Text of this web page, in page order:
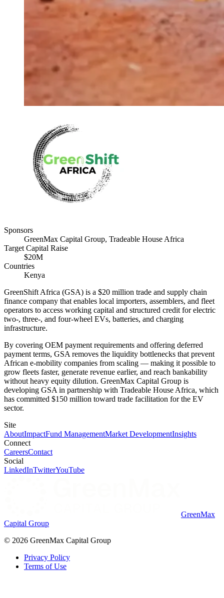
Sponsors
GreenMax Capital Group​​​​‌ ‍ ​‍​‍‌‍ ‌ ​‍‌‍‍‌‌‍‌ ‌‍‍‌‌‍ ‍​‍​‍​ ‍‍​‍​‍‌ ​ ‌‍​‌‌‍ ‍‌‍‍‌‌ ‌​‌ ‍‌​‍ ‍‌‍‍‌‌‍ ​‍​‍​‍ ​​‍​‍‌‍‍​‌ ​‍‌‍‌‌‌‍‌‍​‍​‍​ ‍‍​‍​‍‌‍‍​‌ ‌​‌ ‌​‌ ​​​ ‍‍​‍ ​‍ ‌‍ ​‌‍ ‌‍​ ‌‍​‌‌‍ ​‌‍‍​‌‍ ‌ ​ ‌ ‌​​ ‍‍​ ​ ​ ​ ​ ​ ​ ​ ​‍ ‌‍‍‌‌‍ ‍‌ ‌​‌‍‌‌‌‍ ‍‌ ‌​​‍ ‌‍‌‌‌‍‌​‌‍‍‌‌ ‌​​‍ ‌‍ ‌‌‍ ‌‍‌​‌‍‌‌​ ‌‌ ​​‌ ​‍‌‍‌‌‌ ​ ‌‍‌‌‌‍ ‍‌ ‌​‌‍​‌‌ ‌​‌‍‍‌‌‍ ‌‍ ‍​ ‍ ‌‍‍‌‌‍‌​​ ‌​ ​​​ ​‌​ ​​‌‍‌​‌‍‌‌​ ‍​‌‍‌‍‌‍​‌​‍ ‌​ ​‌‌‍‌‌‌‍​ ​ ‌ ​‍ ‌​ ‌​​ ​​​ ​‌​ ​​​‍ ‌​ ‍​‌‍‌​​ ​ ​ ‌​​‍ ‌​ ​‌‌‍‌‌‌‍‌‍‌‍‌​​ ‍​​ ​‍​ ‌​​ ​‌​ ​ ​ ​‌‌‍​ ​ ​‍​ ‍ ‌ ‌​‌ ‍‌‌ ​​‌‍‌‌​ ‌‌ ​​‌‍​‌‌ ​‍‌ ‌​‌‍ ‍‌‍‌‌‌ ​‍​ ‍ ‌ ​​‌‍​‌‌ ‌​‌‍‍​​ ‌‌ ‌​‌‍‍‌‌ ‌​‌‍ ​‌‍‌‌​ ‌‍​‍‌‍​‌‌ ​ ‌‍‌‌‌‌‌‌‌ ​‍‌‍ ​​ ‌‌‍‍​‌ ‌​‌ ‌​‌ ​​​‍‌‌​ ​ ‌​​‌​‍‌‌​ ​‍‌​‌‍​‍‌‌​ ​‍‌​‌‍‌‍ ​‌‍ ‌‍​ ‌‍​‌‌‍ ​‌‍‍​‌‍ ‌ ​ ‌ ‌​​‍‌‌​ ​ ‌​​‌​ ​ ​ ​ ​ ​ ​ ​ ​‍‌‍‌‍‍‌‌‍‌​​ ‌​ ​​​ ​‌​ ​​‌‍‌​‌‍‌‌​ ‍​‌‍‌‍‌‍​‌​‍ ‌​ ​‌‌‍‌‌‌‍​ ​ ‌ ​‍ ‌​ ‌​​ ​​​ ​‌​ ​​​‍ ‌​ ‍​‌‍‌​​ ​ ​ ‌​​‍ ‌​ ​‌‌‍‌‌‌‍‌‍‌‍‌​​ ‍​​ ​‍​ ‌​​ ​‌​ ​ ​ ​‌‌‍​ ​ ​‍​‍‌‍‌ ‌​‌ ‍‌‌ ​​‌‍‌‌​ ‌‌ ​​‌‍​‌‌ ​‍‌ ‌​‌‍ ‍‌‍‌‌‌ ​‍​‍‌‍‌ ​​‌‍​‌‌ ‌​‌‍‍​​ ‌‌ ‌​‌‍‍‌‌ ‌​‌‍ ​‌‍‌‌​‍‌‍‌ ​​‌‍‌‌‌ ​‍‌ ​ ‌ ​​‌‍‌‌‌‍​ ‌ ‌​‌‍‍‌‌ ‌‍‌‍‌‌​ ‌‌ ​​‌ ‌‌‌‍​‍‌‍ ​‌‍‍‌‌ ​ ‌‍‍​‌‍‌‌‌‍‌​​‍​‍‌ ‌, Tradeable House Africa​​​​‌ ‍ ​‍​‍‌‍ ‌ ​‍‌‍‍‌‌‍‌ ‌‍‍‌‌‍ ‍​‍​‍​ ‍‍​‍​‍‌ ​ ‌‍​‌‌‍ ‍‌‍‍‌‌ ‌​‌ ‍‌​‍ ‍‌‍‍‌‌‍ ​‍​‍​‍ ​​‍​‍‌‍‍​‌ ​‍‌‍‌‌‌‍‌‍​‍​‍​ ‍‍​‍​‍‌‍‍​‌ ‌​‌ ‌​‌ ​​​ ‍‍​‍ ​‍ ‌‍ ​‌‍ ‌‍​ ‌‍​‌‌‍ ​‌‍‍​‌‍ ‌ ​ ‌ ‌​​ ‍‍​ ​ ​ ​ ​ ​ ​ ​ ​‍ ‌‍‍‌‌‍ ‍‌ ‌​‌‍‌‌‌‍ ‍‌ ‌​​‍ ‌‍‌‌‌‍‌​‌‍‍‌‌ ‌​​‍ ‌‍ ‌‌‍ ‌‍‌​‌‍‌‌​ ‌‌ ​​‌ ​‍‌‍‌‌‌ ​ ‌‍‌‌‌‍ ‍‌ ‌​‌‍​‌‌ ‌​‌‍‍‌‌‍ ‌‍ ‍​ ‍ ‌‍‍‌‌‍‌​​ ‌​ ‌‌​ ‌‌​ ‌​​ ‌‌‌‍​‌‌‍‌‌​ ‌ ​ ​‌​‍ ‌‌‍‌‌​ ‌​‌‍‌‌‌‍‌‍​‍ ‌​ ‌​​ ‌‍‌‍​‍‌‍‌​​‍ ‌‌‍​‍‌‍​ ​ ​‌​ ‍‌​‍ ‌​ ​ ​ ‍‌‌‍​‍​ ‌‍​ ​‌​ ‌​​ ​‍‌‍‌‍‌‍​‌​ ​​‌‍‌‍​ ​​​ ‍ ‌ ‌​‌ ‍‌‌ ​​‌‍‌‌​ ‌‌ ​​‌‍​‌‌ ​‍‌ ‌​‌‍ ‍‌‍‌‌‌ ​‍​ ‍ ‌ ​​‌‍​‌‌ ‌​‌‍‍​​ ‌‌ ‌​‌‍‍‌‌ ‌​‌‍ ​‌‍‌‌​ ‌‍​‍‌‍​‌‌ ​ ‌‍‌‌‌‌‌‌‌ ​‍‌‍ ​​ ‌‌‍‍​‌ ‌​‌ ‌​‌ ​​​‍‌‌​ ​ ‌​​‌​‍‌‌​ ​‍‌​‌‍​‍‌‌​ ​‍‌​‌‍‌‍ ​‌‍ ‌‍​ ‌‍​‌‌‍ ​‌‍‍​‌‍ ‌ ​ ‌ ‌​​‍‌‌​ ​ ‌​​‌​ ​ ​ ​ ​ ​ ​ ​ ​‍‌‍‌‍‍‌‌‍‌​​ ‌​ ‌‌​ ‌‌​ ‌​​ ‌‌‌‍​‌‌‍‌‌​ ‌ ​ ​‌​‍ ‌‌‍‌‌​ ‌​‌‍‌‌‌‍‌‍​‍ ‌​ ‌​​ ‌‍‌‍​‍‌‍‌​​‍ ‌‌‍​‍‌‍​ ​ ​‌​ ‍‌​‍ ‌​ ​ ​ ‍‌‌‍​‍​ ‌‍​ ​‌​ ‌​​ ​‍‌‍‌‍‌‍​‌​ ​​‌‍‌‍​ ​​​‍‌‍‌ ‌​‌ ‍‌‌ ​​‌‍‌‌​ ‌‌ ​​‌‍​‌‌ ​‍‌ ‌​‌‍ ‍‌‍‌‌‌ ​‍​‍‌‍‌ ​​‌‍​‌‌ ‌​‌‍‍​​ ‌‌ ‌​‌‍‍‌‌ ‌​‌‍ ​‌‍‌‌​‍‌‍‌ ​​‌‍‌‌‌ ​‍‌ ​ ‌ ​​‌‍‌‌‌‍​ ‌ ‌​‌‍‍‌‌ ‌‍‌‍‌‌​ ‌‌ ​​‌ ‌‌‌‍​‍‌‍ ​‌‍‍‌‌ ​ ‌‍‍​‌‍‌‌‌‍‌​​‍​‍‌ ‌
Target Capital Raise
$20M​​​​‌ ‍ ​‍​‍‌‍ ‌ ​‍‌‍‍‌‌‍‌ ‌‍‍‌‌‍ ‍​‍​‍​ ‍‍​‍​‍‌ ​ ‌‍​‌‌‍ ‍‌‍‍‌‌ ‌​‌ ‍‌​‍ ‍‌‍‍‌‌‍ ​‍​‍​‍ ​​‍​‍‌‍‍​‌ ​‍‌‍‌‌‌‍‌‍​‍​‍​ ‍‍​‍​‍‌‍‍​‌ ‌​‌ ‌​‌ ​​​ ‍‍​‍ ​‍ ‌‍ ​‌‍ ‌‍​ ‌‍​‌‌‍ ​‌‍‍​‌‍ ‌ ​ ‌ ‌​​ ‍‍​ ​ ​ ​ ​ ​ ​ ​ ​‍ ‌‍‍‌‌‍ ‍‌ ‌​‌‍‌‌‌‍ ‍‌ ‌​​‍ ‌‍‌‌‌‍‌​‌‍‍‌‌ ‌​​‍ ‌‍ ‌‌‍ ‌‍‌​‌‍‌‌​ ‌‌ ​​‌ ​‍‌‍‌‌‌ ​ ‌‍‌‌‌‍ ‍‌ ‌​‌‍​‌‌ ‌​‌‍‍‌‌‍ ‌‍ ‍​ ‍ ‌‍‍‌‌‍‌​​ ‌‌‍​‍​ ‌​​ ‌ ​ ‌‍​ ​‍​ ‌‌​ ‌‍​ ​ ​‍ ‌​ ‌​​ ‌‍​ ‌​​ ‌ ​‍ ‌​ ‌​​ ‍‌​ ‍‌​ ​‍​‍ ‌‌‍​‌​ ‍‌​ ​‌​ ‌‌​‍ ‌‌‍​‌​ ‌ ‌‍​‌‌‍‌​​ ‌ ​ ‌ ​ ‍​​ ‌‍​ ‌ ​ ​‍‌‍‌​​ ‌‌​ ‍ ‌ ‌​‌ ‍‌‌ ​​‌‍‌‌​ ‌‌ ​​‌‍ ​‌‍​‌‌ ‌​‌‍‌‍‌‍ ‌ ​‍‌‍ ‌​ ‍ ‌ ​​‌‍​‌‌ ‌​‌‍‍​​ ‌‌ ‌​‌‍​‌‌ ​‍‌‍‌ ‌‍‌‌‌ ‌​‌​​ ‌‍​‌‌ ​​‌‍‍‌‌ ‌​‌‍​‌‌‍ ​‌‍‍‌‌ ‍‍‌‍​‌‌ ‌​‌‍‍‌‌‍ ‌‍ ‍​ ‌‍​‍‌‍​‌‌ ​ ‌‍‌‌‌‌‌‌‌ ​‍‌‍ ​​ ‌‌‍‍​‌ ‌​‌ ‌​‌ ​​​‍‌‌​ ​ ‌​​‌​‍‌‌​ ​‍‌​‌‍​‍‌‌​ ​‍‌​‌‍‌‍ ​‌‍ ‌‍​ ‌‍​‌‌‍ ​‌‍‍​‌‍ ‌ ​ ‌ ‌​​‍‌‌​ ​ ‌​​‌​ ​ ​ ​ ​ ​ ​ ​ ​‍‌‍‌‍‍‌‌‍‌​​ ‌‌‍​‍​ ‌​​ ‌ ​ ‌‍​ ​‍​ ‌‌​ ‌‍​ ​ ​‍ ‌​ ‌​​ ‌‍​ ‌​​ ‌ ​‍ ‌​ ‌​​ ‍‌​ ‍‌​ ​‍​‍ ‌‌‍​‌​ ‍‌​ ​‌​ ‌‌​‍ ‌‌‍​‌​ ‌ ‌‍​‌‌‍‌​​ ‌ ​ ‌ ​ ‍​​ ‌‍​ ‌ ​ ​‍‌‍‌​​ ‌‌​‍‌‍‌ ‌​‌ ‍‌‌ ​​‌‍‌‌​ ‌‌ ​​‌‍ ​‌‍​‌‌ ‌​‌‍‌‍‌‍ ‌ ​‍‌‍ ‌​‍‌‍‌ ​​‌‍​‌‌ ‌​‌‍‍​​ ‌‌ ‌​‌‍​‌‌ ​‍‌‍‌ ‌‍‌‌‌ ‌​‌​​ ‌‍​‌‌ ​​‌‍‍‌‌ ‌​‌‍​‌‌‍ ​‌‍‍‌‌ ‍‍‌‍​‌‌ ‌​‌‍‍‌‌‍ ‌‍ ‍​‍‌‍‌ ​​‌‍‌‌‌ ​‍‌ ​ ‌ ​​‌‍‌‌‌‍​ ‌ ‌​‌‍‍‌‌ ‌‍‌‍‌‌​ ‌‌ ​​‌ ‌‌‌‍​‍‌‍ ​‌‍‍‌‌ ​ ‌‍‍​‌‍‌‌‌‍‌​​‍​‍‌ ‌
Countries
Kenya​​​​‌ ‍ ​‍​‍‌‍ ‌ ​‍‌‍‍‌‌‍‌ ‌‍‍‌‌‍ ‍​‍​‍​ ‍‍​‍​‍‌ ​ ‌‍​‌‌‍ ‍‌‍‍‌‌ ‌​‌ ‍‌​‍ ‍‌‍‍‌‌‍ ​‍​‍​‍ ​​‍​‍‌‍‍​‌ ​‍‌‍‌‌‌‍‌‍​‍​‍​ ‍‍​‍​‍‌‍‍​‌ ‌​‌ ‌​‌ ​​​ ‍‍​‍ ​‍ ‌‍ ​‌‍ ‌‍​ ‌‍​‌‌‍ ​‌‍‍​‌‍ ‌ ​ ‌ ‌​​ ‍‍​ ​ ​ ​ ​ ​ ​ ​ ​‍ ‌‍‍‌‌‍ ‍‌ ‌​‌‍‌‌‌‍ ‍‌ ‌​​‍ ‌‍‌‌‌‍‌​‌‍‍‌‌ ‌​​‍ ‌‍ ‌‌‍ ‌‍‌​‌‍‌‌​ ‌‌ ​​‌ ​‍‌‍‌‌‌ ​ ‌‍‌‌‌‍ ‍‌ ‌​‌‍​‌‌ ‌​‌‍‍‌‌‍ ‌‍ ‍​ ‍ ‌‍‍‌‌‍‌​​ ‌‌‍​ ‌‍ ‌ ‌‌‌‍ ‍‌ ‌​‌ ​‍‌ ‍‌​‍ ‌‌​‍ ‌​‌‌​ ‍ ‌ ‌​‌ ‍‌‌ ​​‌‍‌‌​ ‌‌‍​ ‌‍ ‌ ‌‌‌‍ ‍‌ ‌​‌ ​‍‌ ‍‌​ ‍ ‌ ​​‌‍​‌‌ ‌​‌‍‍​​ ‌‌ ‌​‌‍‍‌‌ ‌​‌‍ ​‌‍‌‌​ ‌‍​‍‌‍​‌‌ ​ ‌‍‌‌‌‌‌‌‌ ​‍‌‍ ​​ ‌‌‍‍​‌ ‌​‌ ‌​‌ ​​​‍‌‌​ ​ ‌​​‌​‍‌‌​ ​‍‌​‌‍​‍‌‌​ ​‍‌​‌‍‌‍ ​‌‍ ‌‍​ ‌‍​‌‌‍ ​‌‍‍​‌‍ ‌ ​ ‌ ‌​​‍‌‌​ ​ ‌​​‌​ ​ ​ ​ ​ ​ ​ ​ ​‍‌‍‌‍‍‌‌‍‌​​ ‌‌‍​ ‌‍ ‌ ‌‌‌‍ ‍‌ ‌​‌ ​‍‌ ‍‌​‍ ‌‌​‍ ‌​‌‌​‍‌‍‌ ‌​‌ ‍‌‌ ​​‌‍‌‌​ ‌‌‍​ ‌‍ ‌ ‌‌‌‍ ‍‌ ‌​‌ ​‍‌ ‍‌​‍‌‍‌ ​​‌‍​‌‌ ‌​‌‍‍​​ ‌‌ ‌​‌‍‍‌‌ ‌​‌‍ ​‌‍‌‌​‍‌‍‌ ​​‌‍‌‌‌ ​‍‌ ​ ‌ ​​‌‍‌‌‌‍​ ‌ ‌​‌‍‍‌‌ ‌‍‌‍‌‌​ ‌‌ ​​‌ ‌‌‌‍​‍‌‍ ​‌‍‍‌‌ ​ ‌‍‍​‌‍‌‌‌‍‌​​‍​‍‌ ‌
GreenShift Africa (GSA) is a $20 million trade and supply chain
finance company that enables local importers, assemblers, and fleet
operators to access working capital and structured credit for electric
two-, three-, and four-wheel EVs, batteries, and charging
infrastructure.​​​​‌ ‍ ​‍​‍‌‍ ‌ ​‍‌‍‍‌‌‍‌ ‌‍‍‌‌‍ ‍​‍​‍​ ‍‍​‍​‍‌ ​ ‌‍​‌‌‍ ‍‌‍‍‌‌ ‌​‌ ‍‌​‍ ‍‌‍‍‌‌‍ ​‍​‍​‍ ​​‍​‍‌‍‍​‌ ​‍‌‍‌‌‌‍‌‍​‍​‍​ ‍‍​‍​‍‌‍‍​‌ ‌​‌ ‌​‌ ​​​ ‍‍​‍ ​‍ ‌‍ ​‌‍ ‌‍​ ‌‍​‌‌‍ ​‌‍‍​‌‍ ‌ ​ ‌ ‌​​ ‍‍​ ​ ​ ​ ​ ​ ​ ​ ​‍ ‌‍‍‌‌‍ ‍‌ ‌​‌‍‌‌‌‍ ‍‌ ‌​​‍ ‌‍‌‌‌‍‌​‌‍‍‌‌ ‌​​‍ ‌‍ ‌‌‍ ‌‍‌​‌‍‌‌​ ‌‌ ​​‌ ​‍‌‍‌‌‌ ​ ‌‍‌‌‌‍ ‍‌ ‌​‌‍​‌‌ ‌​‌‍‍‌‌‍ ‌‍ ‍​ ‍ ‌‍‍‌‌‍‌​​ ‌‌‍​‍​ ‌​​ ‌ ​ ‌‍​ ​‍​ ‌‌​ ‌‍​ ​ ​‍ ‌​ ‌​​ ‌‍​ ‌​​ ‌ ​‍ ‌​ ‌​​ ‍‌​ ‍‌​ ​‍​‍ ‌‌‍​‌​ ‍‌​ ​‌​ ‌‌​‍ ‌‌‍​‌​ ‌ ‌‍​‌‌‍‌​​ ‌ ​ ‌ ​ ‍​​ ‌‍​ ‌ ​ ​‍‌‍‌​​ ‌‌​ ‍ ‌ ‌​‌ ‍‌‌ ​​‌‍‌‌​ ‌‌ ​​‌‍ ​‌‍​‌‌ ‌​‌‍‌‍‌‍ ‌ ​‍‌‍ ‌​ ‍ ‌ ​​‌‍​‌‌ ‌​‌‍‍​​ ‌‌‍ ​‌‍‌‌‌‍‌​‌‍‌‌​‍‌‌​ ‌‌‌​​‍‌‌ ‌‍‍ ‌‍‌‌‌ ‍‌​‍‌‌​ ​ ‌​‌​​‍‌‌​ ​ ‌​‌​​‍‌‌​ ​‍​ ​‍​ ​ ‌‍‌​​ ​ ​ ‍​​ ​ ‌‍‌‍​ ​ ​ ​ ‌‍​‍‌‍‌‍​ ‌‌​ ​ ​‍‌‌​ ​‍​ ​‍​‍‌‌​ ‌‌‌​‌​​‍ ‍‌‍​ ‌‍‍​‌‍‍‌‌‍ ​‌‍‌​‌ ​‍‌‍‌‌‌‍ ‍​‍‌‌​ ‌‌‌​​‍‌‌ ‌‍‍ ‌‍‌‌‌ ‍‌​‍‌‌​ ​ ‌​‌​​‍‌‌​ ​ ‌​‌​​‍‌‌​ ​‍​ ​‍​ ‌ ​ ‌‌‌‍‌‍‌‍​ ​ ‌‌​ ‍‌‌‍‌‌​ ‍​‌‍‌‌‌‍‌‍​ ​ ​ ​​​‍‌‌​ ​‍​ ​‍​‍‌‌​ ‌‌‌​‌​​‍ ‍‌ ‌​‌‍‌‌‌ ‍​‌ ‌​​ ‌‍​‍‌‍​‌‌ ​ ‌‍‌‌‌‌‌‌‌ ​‍‌‍ ​​ ‌‌‍‍​‌ ‌​‌ ‌​‌ ​​​‍‌‌​ ​ ‌​​‌​‍‌‌​ ​‍‌​‌‍​‍‌‌​ ​‍‌​‌‍‌‍ ​‌‍ ‌‍​ ‌‍​‌‌‍ ​‌‍‍​‌‍ ‌ ​ ‌ ‌​​‍‌‌​ ​ ‌​​‌​ ​ ​ ​ ​ ​ ​ ​ ​‍‌‍‌‍‍‌‌‍‌​​ ‌‌‍​‍​ ‌​​ ‌ ​ ‌‍​ ​‍​ ‌‌​ ‌‍​ ​ ​‍ ‌​ ‌​​ ‌‍​ ‌​​ ‌ ​‍ ‌​ ‌​​ ‍‌​ ‍‌​ ​‍​‍ ‌‌‍​‌​ ‍‌​ ​‌​ ‌‌​‍ ‌‌‍​‌​ ‌ ‌‍​‌‌‍‌​​ ‌ ​ ‌ ​ ‍​​ ‌‍​ ‌ ​ ​‍‌‍‌​​ ‌‌​‍‌‍‌ ‌​‌ ‍‌‌ ​​‌‍‌‌​ ‌‌ ​​‌‍ ​‌‍​‌‌ ‌​‌‍‌‍‌‍ ‌ ​‍‌‍ ‌​‍‌‍‌ ​​‌‍​‌‌ ‌​‌‍‍​​ ‌‌‍ ​‌‍‌‌‌‍‌​‌‍‌‌​‍‌‌​ ‌‌‌​​‍‌‌ ‌‍‍ ‌‍‌‌‌ ‍‌​‍‌‌​ ​ ‌​‌​​‍‌‌​ ​ ‌​‌​​‍‌‌​ ​‍​ ​‍​ ​ ‌‍‌​​ ​ ​ ‍​​ ​ ‌‍‌‍​ ​ ​ ​ ‌‍​‍‌‍‌‍​ ‌‌​ ​ ​‍‌‌​ ​‍​ ​‍​‍‌‌​ ‌‌‌​‌​​‍ ‍‌‍​ ‌‍‍​‌‍‍‌‌‍ ​‌‍‌​‌ ​‍‌‍‌‌‌‍ ‍​‍‌‌​ ‌‌‌​​‍‌‌ ‌‍‍ ‌‍‌‌‌ ‍‌​‍‌‌​ ​ ‌​‌​​‍‌‌​ ​ ‌​‌​​‍‌‌​ ​‍​ ​‍​ ‌ ​ ‌‌‌‍‌‍‌‍​ ​ ‌‌​ ‍‌‌‍‌‌​ ‍​‌‍‌‌‌‍‌‍​ ​ ​ ​​​‍‌‌​ ​‍​ ​‍​‍‌‌​ ‌‌‌​‌​​‍ ‍‌ ‌​‌‍‌‌‌ ‍​‌ ‌​​‍‌‍‌ ​​‌‍‌‌‌ ​‍‌ ​ ‌ ​​‌‍‌‌‌‍​ ‌ ‌​‌‍‍‌‌ ‌‍‌‍‌‌​ ‌‌ ​​‌ ‌‌‌‍​‍‌‍ ​‌‍‍‌‌ ​ ‌‍‍​‌‍‌‌‌‍‌​​‍​‍‌ ‌
By covering OEM payment requirements and offering deferred
payment terms, GSA removes the liquidity bottlenecks that prevent
African e-mobility companies from scaling — making it possible to
grow fleets faster, generate revenue earlier, and reach bankability
without heavy equity dilution. GreenMax Capital Group is
developing GSA in partnership with Tradeable House Africa, which
has committed $150 million toward trade facilitation for the EV
sector.​​​​‌ ‍ ​‍​‍‌‍ ‌ ​‍‌‍‍‌‌‍‌ ‌‍‍‌‌‍ ‍​‍​‍​ ‍‍​‍​‍‌ ​ ‌‍​‌‌‍ ‍‌‍‍‌‌ ‌​‌ ‍‌​‍ ‍‌‍‍‌‌‍ ​‍​‍​‍ ​​‍​‍‌‍‍​‌ ​‍‌‍‌‌‌‍‌‍​‍​‍​ ‍‍​‍​‍‌‍‍​‌ ‌​‌ ‌​‌ ​​​ ‍‍​‍ ​‍ ‌‍ ​‌‍ ‌‍​ ‌‍​‌‌‍ ​‌‍‍​‌‍ ‌ ​ ‌ ‌​​ ‍‍​ ​ ​ ​ ​ ​ ​ ​ ​‍ ‌‍‍‌‌‍ ‍‌ ‌​‌‍‌‌‌‍ ‍‌ ‌​​‍ ‌‍‌‌‌‍‌​‌‍‍‌‌ ‌​​‍ ‌‍ ‌‌‍ ‌‍‌​‌‍‌‌​ ‌‌ ​​‌ ​‍‌‍‌‌‌ ​ ‌‍‌‌‌‍ ‍‌ ‌​‌‍​‌‌ ‌​‌‍‍‌‌‍ ‌‍ ‍​ ‍ ‌‍‍‌‌‍‌​​ ‌‌‍​‍​ ‌​​ ‌ ​ ‌‍​ ​‍​ ‌‌​ ‌‍​ ​ ​‍ ‌​ ‌​​ ‌‍​ ‌​​ ‌ ​‍ ‌​ ‌​​ ‍‌​ ‍‌​ ​‍​‍ ‌‌‍​‌​ ‍‌​ ​‌​ ‌‌​‍ ‌‌‍​‌​ ‌ ‌‍​‌‌‍‌​​ ‌ ​ ‌ ​ ‍​​ ‌‍​ ‌ ​ ​‍‌‍‌​​ ‌‌​ ‍ ‌ ‌​‌ ‍‌‌ ​​‌‍‌‌​ ‌‌ ​​‌‍ ​‌‍​‌‌ ‌​‌‍‌‍‌‍ ‌ ​‍‌‍ ‌​ ‍ ‌ ​​‌‍​‌‌ ‌​‌‍‍​​ ‌‌‍​‍‌ ‌‌‌‍‍‌‌‍ ​‌‍‌​‌‍‌‌‌ ​‍​‍‌‌​ ‌‌‌​​‍‌‌ ‌‍‍ ‌‍‌‌‌ ‍‌​‍‌‌​ ​ ‌​‌​​‍‌‌​ ​ ‌​‌​​‍‌‌​ ​‍​ ​‍​ ‌‍​ ​‌‌‍‌‌​ ​ ​ ‌‌​ ‍​‌‍‌‍‌‍‌‍‌‍​‍​ ‍‌‌‍‌‌​ ‌​​‍‌‌​ ​‍​ ​‍​‍‌‌​ ‌‌‌​‌​​‍ ‍‌‍​ ‌‍‍​‌‍‍‌‌‍ ​‌‍‌​‌ ​‍‌‍‌‌‌‍ ‍​‍‌‌​ ‌‌‌​​‍‌‌ ‌‍‍ ‌‍‌‌‌ ‍‌​‍‌‌​ ​ ‌​‌​​‍‌‌​ ​ ‌​‌​​‍‌‌​ ​‍​ ​‍​ ‌‍‌‍​‌‌‍‌‍​ ‌‍​ ‍​‌‍‌​​ ‌ ​ ‍​​ ‌‌​ ‌​‌‍​‌​ ‌‌​‍‌‌​ ​‍​ ​‍​‍‌‌​ ‌‌‌​‌​​‍ ‍‌ ‌​‌‍‌‌‌ ‍​‌ ‌​​ ‌‍​‍‌‍​‌‌ ​ ‌‍‌‌‌‌‌‌‌ ​‍‌‍ ​​ ‌‌‍‍​‌ ‌​‌ ‌​‌ ​​​‍‌‌​ ​ ‌​​‌​‍‌‌​ ​‍‌​‌‍​‍‌‌​ ​‍‌​‌‍‌‍ ​‌‍ ‌‍​ ‌‍​‌‌‍ ​‌‍‍​‌‍ ‌ ​ ‌ ‌​​‍‌‌​ ​ ‌​​‌​ ​ ​ ​ ​ ​ ​ ​ ​‍‌‍‌‍‍‌‌‍‌​​ ‌‌‍​‍​ ‌​​ ‌ ​ ‌‍​ ​‍​ ‌‌​ ‌‍​ ​ ​‍ ‌​ ‌​​ ‌‍​ ‌​​ ‌ ​‍ ‌​ ‌​​ ‍‌​ ‍‌​ ​‍​‍ ‌‌‍​‌​ ‍‌​ ​‌​ ‌‌​‍ ‌‌‍​‌​ ‌ ‌‍​‌‌‍‌​​ ‌ ​ ‌ ​ ‍​​ ‌‍​ ‌ ​ ​‍‌‍‌​​ ‌‌​‍‌‍‌ ‌​‌ ‍‌‌ ​​‌‍‌‌​ ‌‌ ​​‌‍ ​‌‍​‌‌ ‌​‌‍‌‍‌‍ ‌ ​‍‌‍ ‌​‍‌‍‌ ​​‌‍​‌‌ ‌​‌‍‍​​ ‌‌‍​‍‌ ‌‌‌‍‍‌‌‍ ​‌‍‌​‌‍‌‌‌ ​‍​‍‌‌​ ‌‌‌​​‍‌‌ ‌‍‍ ‌‍‌‌‌ ‍‌​‍‌‌​ ​ ‌​‌​​‍‌‌​ ​ ‌​‌​​‍‌‌​ ​‍​ ​‍​ ‌‍​ ​‌‌‍‌‌​ ​ ​ ‌‌​ ‍​‌‍‌‍‌‍‌‍‌‍​‍​ ‍‌‌‍‌‌​ ‌​​‍‌‌​ ​‍​ ​‍​‍‌‌​ ‌‌‌​‌​​‍ ‍‌‍​ ‌‍‍​‌‍‍‌‌‍ ​‌‍‌​‌ ​‍‌‍‌‌‌‍ ‍​‍‌‌​ ‌‌‌​​‍‌‌ ‌‍‍ ‌‍‌‌‌ ‍‌​‍‌‌​ ​ ‌​‌​​‍‌‌​ ​ ‌​‌​​‍‌‌​ ​‍​ ​‍​ ‌‍‌‍​‌‌‍‌‍​ ‌‍​ ‍​‌‍‌​​ ‌ ​ ‍​​ ‌‌​ ‌​‌‍​‌​ ‌‌​‍‌‌​ ​‍​ ​‍​‍‌‌​ ‌‌‌​‌​​‍ ‍‌ ‌​‌‍‌‌‌ ‍​‌ ‌​​‍‌‍‌ ​​‌‍‌‌‌ ​‍‌ ​ ‌ ​​‌‍‌‌‌‍​ ‌ ‌​‌‍‍‌‌ ‌‍‌‍‌‌​ ‌‌ ​​‌ ‌‌‌‍​‍‌‍ ​‌‍‍‌‌ ​ ‌‍‍​‌‍‌‌‌‍‌​​‍​‍‌ ‌
Site​​​​‌ ‍ ​‍​‍‌‍ ‌ ​‍‌‍‍‌‌‍‌ ‌‍‍‌‌‍ ‍​‍​‍​ ‍‍​‍​‍‌ ​ ‌‍​‌‌‍ ‍‌‍‍‌‌ ‌​‌ ‍‌​‍ ‍‌‍‍‌‌‍ ​‍​‍​‍ ​​‍​‍‌‍‍​‌ ​‍‌‍‌‌‌‍‌‍​‍​‍​ ‍‍​‍​‍‌‍‍​‌ ‌​‌ ‌​‌ ​​​ ‍‍​‍ ​‍ ‌‍ ​‌‍ ‌‍​ ‌‍​‌‌‍ ​‌‍‍​‌‍ ‌ ​ ‌ ‌​​ ‍‍​ ​ ​ ​ ​ ​ ​ ​ ​‍ ‌‍‍‌‌‍ ‍‌ ‌​‌‍‌‌‌‍ ‍‌ ‌​​‍ ‌‍‌‌‌‍‌​‌‍‍‌‌ ‌​​‍ ‌‍ ‌‌‍ ‌‍‌​‌‍‌‌​ ‌‌ ​​‌ ​‍‌‍‌‌‌ ​ ‌‍‌‌‌‍ ‍‌ ‌​‌‍​‌‌ ‌​‌‍‍‌‌‍ ‌‍ ‍​ ‍ ‌‍‍‌‌‍‌​​ ‌‌ ​ ‌‍‍‌‌ ‌​‌‍‌‌‌‌​ ‌‍‌‌‌ ‌​‌ ‌​‌‍‍‌‌‍ ‍‌‍‌ ‌ ​ ​ ‍ ‌ ‌​‌ ‍‌‌ ​​‌‍‌‌​ ‌‌ ​ ‌‍‌‌‌ ‌​‌ ‌​‌‍‍‌‌‍ ‍‌‍‌ ‌ ​ ​ ‍ ‌ ​​‌‍​‌‌ ‌​‌‍‍​​ ‌‌‍‌‍‌‍ ‌‍ ‌ ‌​‌‍‌‌‌ ​‍‌​ ‍‌‍​‌‌ ‌‍‌‍‍‌‌‍‌ ‌‍​‌‌ ‌​‌‍‍‌‌‍ ‌‍ ‍​‍‌‌​ ‌‌‌​​‍‌‌ ‌‍‍ ‌‍‌‌‌ ‍‌​‍‌‌​ ​ ‌​‌​​‍‌‌​ ​ ‌​‌​​‍‌‌​ ​‍​ ​‍​ ​‌​ ​‌​ ‌​‌‍​ ​ ​ ​ ‍‌​ ‌​‌‍​‌‌‍‌​​ ​‍​ ‍​​ ‍​​‍‌‌​ ​‍​ ​‍​‍‌‌​ ‌‌‌​‌​​‍ ‍‌‍‍​‌‍‌‌‌‍​‌‌‍‌​‌‍‍‌‌‍ ‍‌‍‌ ​ ‌‍​‍‌‍​‌‌ ​ ‌‍‌‌‌‌‌‌‌ ​‍‌‍ ​​ ‌‌‍‍​‌ ‌​‌ ‌​‌ ​​​‍‌‌​ ​ ‌​​‌​‍‌‌​ ​‍‌​‌‍​‍‌‌​ ​‍‌​‌‍‌‍ ​‌‍ ‌‍​ ‌‍​‌‌‍ ​‌‍‍​‌‍ ‌ ​ ‌ ‌​​‍‌‌​ ​ ‌​​‌​ ​ ​ ​ ​ ​ ​ ​ ​‍‌‍‌‍‍‌‌‍‌​​ ‌‌ ​ ‌‍‍‌‌ ‌​‌‍‌‌‌‌​ ‌‍‌‌‌ ‌​‌ ‌​‌‍‍‌‌‍ ‍‌‍‌ ‌ ​ ​‍‌‍‌ ‌​‌ ‍‌‌ ​​‌‍‌‌​ ‌‌ ​ ‌‍‌‌‌ ‌​‌ ‌​‌‍‍‌‌‍ ‍‌‍‌ ‌ ​ ​‍‌‍‌ ​​‌‍​‌‌ ‌​‌‍‍​​ ‌‌‍‌‍‌‍ ‌‍ ‌ ‌​‌‍‌‌‌ ​‍‌​ ‍‌‍​‌‌ ‌‍‌‍‍‌‌‍‌ ‌‍​‌‌ ‌​‌‍‍‌‌‍ ‌‍ ‍​‍‌‌​ ‌‌‌​​‍‌‌ ‌‍‍ ‌‍‌‌‌ ‍‌​‍‌‌​ ​ ‌​‌​​‍‌‌​ ​ ‌​‌​​‍‌‌​ ​‍​ ​‍​ ​‌​ ​‌​ ‌​‌‍​ ​ ​ ​ ‍‌​ ‌​‌‍​‌‌‍‌​​ ​‍​ ‍​​ ‍​​‍‌‌​ ​‍​ ​‍​‍‌‌​ ‌‌‌​‌​​‍ ‍‌‍‍​‌‍‌‌‌‍​‌‌‍‌​‌‍‍‌‌‍ ‍‌‍‌ ​‍‌‍‌ ​​‌‍‌‌‌ ​‍‌ ​ ‌ ​​‌‍‌‌‌‍​ ‌ ‌​‌‍‍‌‌ ‌‍‌‍‌‌​ ‌‌ ​​‌ ‌‌‌‍​‍‌‍ ​‌‍‍‌‌ ​ ‌‍‍​‌‍‌‌‌‍‌​​‍​‍‌ ‌
About​​​​‌ ‍ ​‍​‍‌‍ ‌ ​‍‌‍‍‌‌‍‌ ‌‍‍‌‌‍ ‍​‍​‍​ ‍‍​‍​‍‌ ​ ‌‍​‌‌‍ ‍‌‍‍‌‌ ‌​‌ ‍‌​‍ ‍‌‍‍‌‌‍ ​‍​‍​‍ ​​‍​‍‌‍‍​‌ ​‍‌‍‌‌‌‍‌‍​‍​‍​ ‍‍​‍​‍‌‍‍​‌ ‌​‌ ‌​‌ ​​​ ‍‍​‍ ​‍ ‌‍ ​‌‍ ‌‍​ ‌‍​‌‌‍ ​‌‍‍​‌‍ ‌ ​ ‌ ‌​​ ‍‍​ ​ ​ ​ ​ ​ ​ ​ ​‍ ‌‍‍‌‌‍ ‍‌ ‌​‌‍‌‌‌‍ ‍‌ ‌​​‍ ‌‍‌‌‌‍‌​‌‍‍‌‌ ‌​​‍ ‌‍ ‌‌‍ ‌‍‌​‌‍‌‌​ ‌‌ ​​‌ ​‍‌‍‌‌‌ ​ ‌‍‌‌‌‍ ‍‌ ‌​‌‍​‌‌ ‌​‌‍‍‌‌‍ ‌‍ ‍​ ‍ ‌‍‍‌‌‍‌​​ ‌‌ ​ ‌‍‍‌‌ ‌​‌‍‌‌‌‌​ ‌‍‌‌‌ ‌​‌ ‌​‌‍‍‌‌‍ ‍‌‍‌ ‌ ​ ​ ‍ ‌ ‌​‌ ‍‌‌ ​​‌‍‌‌​ ‌‌ ​ ‌‍‌‌‌ ‌​‌ ‌​‌‍‍‌‌‍ ‍‌‍‌ ‌ ​ ​ ‍ ‌ ​​‌‍​‌‌ ‌​‌‍‍​​ ‌‌‍‌‍‌‍ ‌‍ ‌ ‌​‌‍‌‌‌ ​‍‌​ ‍‌‍​‌‌ ‌‍‌‍‍‌‌‍‌ ‌‍​‌‌ ‌​‌‍‍‌‌‍ ‌‍ ‍​‍‌‌​ ‌‌‌​​‍‌‌ ‌‍‍ ‌‍‌‌‌ ‍‌​‍‌‌​ ​ ‌​‌​​‍‌‌​ ​ ‌​‌​​‍‌‌​ ​‍​ ​‍​ ​‌​ ​‌​ ‌​‌‍​ ​ ​ ​ ‍‌​ ‌​‌‍​‌‌‍‌​​ ​‍​ ‍​​ ‍​​‍‌‌​ ​‍​ ​‍​‍‌‌​ ‌‌‌​‌​​‍ ‍‌‍ ​‌‍‍‌‌‍ ‍‌‍‍ ‌ ​ ​‍‌‌​ ‌‌‌​​‍‌‌ ‌‍‍ ‌‍‌‌‌ ‍‌​‍‌‌​ ​ ‌​‌​​‍‌‌​ ​ ‌​‌​​‍‌‌​ ​‍​ ​‍​ ‌‌‌‍​‍‌‍‌‌​ ‌‍​ ​​​ ‍​​ ‌​​ ​​​ ‍‌‌‍‌‍​ ‍​​ ​‌​‍‌‌​ ​‍​ ​‍​‍‌‌​ ‌‌‌​‌​​‍ ‍‌‍ ​‌‍​‌‌‍​‍‌‍‌‌‌‍ ​​ ‌‍​‍‌‍​‌‌ ​ ‌‍‌‌‌‌‌‌‌ ​‍‌‍ ​​ ‌‌‍‍​‌ ‌​‌ ‌​‌ ​​​‍‌‌​ ​ ‌​​‌​‍‌‌​ ​‍‌​‌‍​‍‌‌​ ​‍‌​‌‍‌‍ ​‌‍ ‌‍​ ‌‍​‌‌‍ ​‌‍‍​‌‍ ‌ ​ ‌ ‌​​‍‌‌​ ​ ‌​​‌​ ​ ​ ​ ​ ​ ​ ​ ​‍‌‍‌‍‍‌‌‍‌​​ ‌‌ ​ ‌‍‍‌‌ ‌​‌‍‌‌‌‌​ ‌‍‌‌‌ ‌​‌ ‌​‌‍‍‌‌‍ ‍‌‍‌ ‌ ​ ​‍‌‍‌ ‌​‌ ‍‌‌ ​​‌‍‌‌​ ‌‌ ​ ‌‍‌‌‌ ‌​‌ ‌​‌‍‍‌‌‍ ‍‌‍‌ ‌ ​ ​‍‌‍‌ ​​‌‍​‌‌ ‌​‌‍‍​​ ‌‌‍‌‍‌‍ ‌‍ ‌ ‌​‌‍‌‌‌ ​‍‌​ ‍‌‍​‌‌ ‌‍‌‍‍‌‌‍‌ ‌‍​‌‌ ‌​‌‍‍‌‌‍ ‌‍ ‍​‍‌‌​ ‌‌‌​​‍‌‌ ‌‍‍ ‌‍‌‌‌ ‍‌​‍‌‌​ ​ ‌​‌​​‍‌‌​ ​ ‌​‌​​‍‌‌​ ​‍​ ​‍​ ​‌​ ​‌​ ‌​‌‍​ ​ ​ ​ ‍‌​ ‌​‌‍​‌‌‍‌​​ ​‍​ ‍​​ ‍​​‍‌‌​ ​‍​ ​‍​‍‌‌​ ‌‌‌​‌​​‍ ‍‌‍ ​‌‍‍‌‌‍ ‍‌‍‍ ‌ ​ ​‍‌‌​ ‌‌‌​​‍‌‌ ‌‍‍ ‌‍‌‌‌ ‍‌​‍‌‌​ ​ ‌​‌​​‍‌‌​ ​ ‌​‌​​‍‌‌​ ​‍​ ​‍​ ‌‌‌‍​‍‌‍‌‌​ ‌‍​ ​​​ ‍​​ ‌​​ ​​​ ‍‌‌‍‌‍​ ‍​​ ​‌​‍‌‌​ ​‍​ ​‍​‍‌‌​ ‌‌‌​‌​​‍ ‍‌‍ ​‌‍​‌‌‍​‍‌‍‌‌‌‍ ​​‍‌‍‌ ​​‌‍‌‌‌ ​‍‌ ​ ‌ ​​‌‍‌‌‌‍​ ‌ ‌​‌‍‍‌‌ ‌‍‌‍‌‌​ ‌‌ ​​‌ ‌‌‌‍​‍‌‍ ​‌‍‍‌‌ ​ ‌‍‍​‌‍‌‌‌‍‌​​‍​‍‌ ‌Impact​​​​‌ ‍ ​‍​‍‌‍ ‌ ​‍‌‍‍‌‌‍‌ ‌‍‍‌‌‍ ‍​‍​‍​ ‍‍​‍​‍‌ ​ ‌‍​‌‌‍ ‍‌‍‍‌‌ ‌​‌ ‍‌​‍ ‍‌‍‍‌‌‍ ​‍​‍​‍ ​​‍​‍‌‍‍​‌ ​‍‌‍‌‌‌‍‌‍​‍​‍​ ‍‍​‍​‍‌‍‍​‌ ‌​‌ ‌​‌ ​​​ ‍‍​‍ ​‍ ‌‍ ​‌‍ ‌‍​ ‌‍​‌‌‍ ​‌‍‍​‌‍ ‌ ​ ‌ ‌​​ ‍‍​ ​ ​ ​ ​ ​ ​ ​ ​‍ ‌‍‍‌‌‍ ‍‌ ‌​‌‍‌‌‌‍ ‍‌ ‌​​‍ ‌‍‌‌‌‍‌​‌‍‍‌‌ ‌​​‍ ‌‍ ‌‌‍ ‌‍‌​‌‍‌‌​ ‌‌ ​​‌ ​‍‌‍‌‌‌ ​ ‌‍‌‌‌‍ ‍‌ ‌​‌‍​‌‌ ‌​‌‍‍‌‌‍ ‌‍ ‍​ ‍ ‌‍‍‌‌‍‌​​ ‌‌ ​ ‌‍‍‌‌ ‌​‌‍‌‌‌‌​ ‌‍‌‌‌ ‌​‌ ‌​‌‍‍‌‌‍ ‍‌‍‌ ‌ ​ ​ ‍ ‌ ‌​‌ ‍‌‌ ​​‌‍‌‌​ ‌‌ ​ ‌‍‌‌‌ ‌​‌ ‌​‌‍‍‌‌‍ ‍‌‍‌ ‌ ​ ​ ‍ ‌ ​​‌‍​‌‌ ‌​‌‍‍​​ ‌‌‍‌‍‌‍ ‌‍ ‌ ‌​‌‍‌‌‌ ​‍‌​ ‍‌‍​‌‌ ‌‍‌‍‍‌‌‍‌ ‌‍​‌‌ ‌​‌‍‍‌‌‍ ‌‍ ‍​‍‌‌​ ‌‌‌​​‍‌‌ ‌‍‍ ‌‍‌‌‌ ‍‌​‍‌‌​ ​ ‌​‌​​‍‌‌​ ​ ‌​‌​​‍‌‌​ ​‍​ ​‍​ ​‌​ ​‌​ ‌​‌‍​ ​ ​ ​ ‍‌​ ‌​‌‍​‌‌‍‌​​ ​‍​ ‍​​ ‍​​‍‌‌​ ​‍​ ​‍​‍‌‌​ ‌‌‌​‌​​‍ ‍‌‍ ​‌‍‍‌‌‍ ‍‌‍‍ ‌ ​ ​‍‌‌​ ‌‌‌​​‍‌‌ ‌‍‍ ‌‍‌‌‌ ‍‌​‍‌‌​ ​ ‌​‌​​‍‌‌​ ​ ‌​‌​​‍‌‌​ ​‍​ ​‍​ ‌​​ ‌‌​ ​‌‌‍​‌‌‍​‍‌‍​‌​ ‌‍​ ‌ ​ ​‍‌‍​ ​ ‌‌‌‍​ ​‍‌‌​ ​‍​ ​‍​‍‌‌​ ‌‌‌​‌​​‍ ‍‌‍ ​‌‍​‌‌‍​‍‌‍‌‌‌‍ ​​ ‌‍​‍‌‍​‌‌ ​ ‌‍‌‌‌‌‌‌‌ ​‍‌‍ ​​ ‌‌‍‍​‌ ‌​‌ ‌​‌ ​​​‍‌‌​ ​ ‌​​‌​‍‌‌​ ​‍‌​‌‍​‍‌‌​ ​‍‌​‌‍‌‍ ​‌‍ ‌‍​ ‌‍​‌‌‍ ​‌‍‍​‌‍ ‌ ​ ‌ ‌​​‍‌‌​ ​ ‌​​‌​ ​ ​ ​ ​ ​ ​ ​ ​‍‌‍‌‍‍‌‌‍‌​​ ‌‌ ​ ‌‍‍‌‌ ‌​‌‍‌‌‌‌​ ‌‍‌‌‌ ‌​‌ ‌​‌‍‍‌‌‍ ‍‌‍‌ ‌ ​ ​‍‌‍‌ ‌​‌ ‍‌‌ ​​‌‍‌‌​ ‌‌ ​ ‌‍‌‌‌ ‌​‌ ‌​‌‍‍‌‌‍ ‍‌‍‌ ‌ ​ ​‍‌‍‌ ​​‌‍​‌‌ ‌​‌‍‍​​ ‌‌‍‌‍‌‍ ‌‍ ‌ ‌​‌‍‌‌‌ ​‍‌​ ‍‌‍​‌‌ ‌‍‌‍‍‌‌‍‌ ‌‍​‌‌ ‌​‌‍‍‌‌‍ ‌‍ ‍​‍‌‌​ ‌‌‌​​‍‌‌ ‌‍‍ ‌‍‌‌‌ ‍‌​‍‌‌​ ​ ‌​‌​​‍‌‌​ ​ ‌​‌​​‍‌‌​ ​‍​ ​‍​ ​‌​ ​‌​ ‌​‌‍​ ​ ​ ​ ‍‌​ ‌​‌‍​‌‌‍‌​​ ​‍​ ‍​​ ‍​​‍‌‌​ ​‍​ ​‍​‍‌‌​ ‌‌‌​‌​​‍ ‍‌‍ ​‌‍‍‌‌‍ ‍‌‍‍ ‌ ​ ​‍‌‌​ ‌‌‌​​‍‌‌ ‌‍‍ ‌‍‌‌‌ ‍‌​‍‌‌​ ​ ‌​‌​​‍‌‌​ ​ ‌​‌​​‍‌‌​ ​‍​ ​‍​ ‌​​ ‌‌​ ​‌‌‍​‌‌‍​‍‌‍​‌​ ‌‍​ ‌ ​ ​‍‌‍​ ​ ‌‌‌‍​ ​‍‌‌​ ​‍​ ​‍​‍‌‌​ ‌‌‌​‌​​‍ ‍‌‍ ​‌‍​‌‌‍​‍‌‍‌‌‌‍ ​​‍‌‍‌ ​​‌‍‌‌‌ ​‍‌ ​ ‌ ​​‌‍‌‌‌‍​ ‌ ‌​‌‍‍‌‌ ‌‍‌‍‌‌​ ‌‌ ​​‌ ‌‌‌‍​‍‌‍ ​‌‍‍‌‌ ​ ‌‍‍​‌‍‌‌‌‍‌​​‍​‍‌ ‌Fund Management​​​​‌ ‍ ​‍​‍‌‍ ‌ ​‍‌‍‍‌‌‍‌ ‌‍‍‌‌‍ ‍​‍​‍​ ‍‍​‍​‍‌ ​ ‌‍​‌‌‍ ‍‌‍‍‌‌ ‌​‌ ‍‌​‍ ‍‌‍‍‌‌‍ ​‍​‍​‍ ​​‍​‍‌‍‍​‌ ​‍‌‍‌‌‌‍‌‍​‍​‍​ ‍‍​‍​‍‌‍‍​‌ ‌​‌ ‌​‌ ​​​ ‍‍​‍ ​‍ ‌‍ ​‌‍ ‌‍​ ‌‍​‌‌‍ ​‌‍‍​‌‍ ‌ ​ ‌ ‌​​ ‍‍​ ​ ​ ​ ​ ​ ​ ​ ​‍ ‌‍‍‌‌‍ ‍‌ ‌​‌‍‌‌‌‍ ‍‌ ‌​​‍ ‌‍‌‌‌‍‌​‌‍‍‌‌ ‌​​‍ ‌‍ ‌‌‍ ‌‍‌​‌‍‌‌​ ‌‌ ​​‌ ​‍‌‍‌‌‌ ​ ‌‍‌‌‌‍ ‍‌ ‌​‌‍​‌‌ ‌​‌‍‍‌‌‍ ‌‍ ‍​ ‍ ‌‍‍‌‌‍‌​​ ‌‌ ​ ‌‍‍‌‌ ‌​‌‍‌‌‌‌​ ‌‍‌‌‌ ‌​‌ ‌​‌‍‍‌‌‍ ‍‌‍‌ ‌ ​ ​ ‍ ‌ ‌​‌ ‍‌‌ ​​‌‍‌‌​ ‌‌ ​ ‌‍‌‌‌ ‌​‌ ‌​‌‍‍‌‌‍ ‍‌‍‌ ‌ ​ ​ ‍ ‌ ​​‌‍​‌‌ ‌​‌‍‍​​ ‌‌‍‌‍‌‍ ‌‍ ‌ ‌​‌‍‌‌‌ ​‍‌​ ‍‌‍​‌‌ ‌‍‌‍‍‌‌‍‌ ‌‍​‌‌ ‌​‌‍‍‌‌‍ ‌‍ ‍​‍‌‌​ ‌‌‌​​‍‌‌ ‌‍‍ ‌‍‌‌‌ ‍‌​‍‌‌​ ​ ‌​‌​​‍‌‌​ ​ ‌​‌​​‍‌‌​ ​‍​ ​‍​ ​‌​ ​‌​ ‌​‌‍​ ​ ​ ​ ‍‌​ ‌​‌‍​‌‌‍‌​​ ​‍​ ‍​​ ‍​​‍‌‌​ ​‍​ ​‍​‍‌‌​ ‌‌‌​‌​​‍ ‍‌‍ ​‌‍‍‌‌‍ ‍‌‍‍ ‌ ​ ​‍‌‌​ ‌‌‌​​‍‌‌ ‌‍‍ ‌‍‌‌‌ ‍‌​‍‌‌​ ​ ‌​‌​​‍‌‌​ ​ ‌​‌​​‍‌‌​ ​‍​ ​‍​ ​​​ ‍​​ ​‌​ ​‌​ ​‍​ ​ ​ ‌​​ ​​‌‍​‍‌‍‌​​ ‍​​ ​‌​‍‌‌​ ​‍​ ​‍​‍‌‌​ ‌‌‌​‌​​‍ ‍‌‍ ​‌‍​‌‌‍​‍‌‍‌‌‌‍ ​​ ‌‍​‍‌‍​‌‌ ​ ‌‍‌‌‌‌‌‌‌ ​‍‌‍ ​​ ‌‌‍‍​‌ ‌​‌ ‌​‌ ​​​‍‌‌​ ​ ‌​​‌​‍‌‌​ ​‍‌​‌‍​‍‌‌​ ​‍‌​‌‍‌‍ ​‌‍ ‌‍​ ‌‍​‌‌‍ ​‌‍‍​‌‍ ‌ ​ ‌ ‌​​‍‌‌​ ​ ‌​​‌​ ​ ​ ​ ​ ​ ​ ​ ​‍‌‍‌‍‍‌‌‍‌​​ ‌‌ ​ ‌‍‍‌‌ ‌​‌‍‌‌‌‌​ ‌‍‌‌‌ ‌​‌ ‌​‌‍‍‌‌‍ ‍‌‍‌ ‌ ​ ​‍‌‍‌ ‌​‌ ‍‌‌ ​​‌‍‌‌​ ‌‌ ​ ‌‍‌‌‌ ‌​‌ ‌​‌‍‍‌‌‍ ‍‌‍‌ ‌ ​ ​‍‌‍‌ ​​‌‍​‌‌ ‌​‌‍‍​​ ‌‌‍‌‍‌‍ ‌‍ ‌ ‌​‌‍‌‌‌ ​‍‌​ ‍‌‍​‌‌ ‌‍‌‍‍‌‌‍‌ ‌‍​‌‌ ‌​‌‍‍‌‌‍ ‌‍ ‍​‍‌‌​ ‌‌‌​​‍‌‌ ‌‍‍ ‌‍‌‌‌ ‍‌​‍‌‌​ ​ ‌​‌​​‍‌‌​ ​ ‌​‌​​‍‌‌​ ​‍​ ​‍​ ​‌​ ​‌​ ‌​‌‍​ ​ ​ ​ ‍‌​ ‌​‌‍​‌‌‍‌​​ ​‍​ ‍​​ ‍​​‍‌‌​ ​‍​ ​‍​‍‌‌​ ‌‌‌​‌​​‍ ‍‌‍ ​‌‍‍‌‌‍ ‍‌‍‍ ‌ ​ ​‍‌‌​ ‌‌‌​​‍‌‌ ‌‍‍ ‌‍‌‌‌ ‍‌​‍‌‌​ ​ ‌​‌​​‍‌‌​ ​ ‌​‌​​‍‌‌​ ​‍​ ​‍​ ​​​ ‍​​ ​‌​ ​‌​ ​‍​ ​ ​ ‌​​ ​​‌‍​‍‌‍‌​​ ‍​​ ​‌​‍‌‌​ ​‍​ ​‍​‍‌‌​ ‌‌‌​‌​​‍ ‍‌‍ ​‌‍​‌‌‍​‍‌‍‌‌‌‍ ​​‍‌‍‌ ​​‌‍‌‌‌ ​‍‌ ​ ‌ ​​‌‍‌‌‌‍​ ‌ ‌​‌‍‍‌‌ ‌‍‌‍‌‌​ ‌‌ ​​‌ ‌‌‌‍​‍‌‍ ​‌‍‍‌‌ ​ ‌‍‍​‌‍‌‌‌‍‌​​‍​‍‌ ‌Market Development​​​​‌ ‍ ​‍​‍‌‍ ‌ ​‍‌‍‍‌‌‍‌ ‌‍‍‌‌‍ ‍​‍​‍​ ‍‍​‍​‍‌ ​ ‌‍​‌‌‍ ‍‌‍‍‌‌ ‌​‌ ‍‌​‍ ‍‌‍‍‌‌‍ ​‍​‍​‍ ​​‍​‍‌‍‍​‌ ​‍‌‍‌‌‌‍‌‍​‍​‍​ ‍‍​‍​‍‌‍‍​‌ ‌​‌ ‌​‌ ​​​ ‍‍​‍ ​‍ ‌‍ ​‌‍ ‌‍​ ‌‍​‌‌‍ ​‌‍‍​‌‍ ‌ ​ ‌ ‌​​ ‍‍​ ​ ​ ​ ​ ​ ​ ​ ​‍ ‌‍‍‌‌‍ ‍‌ ‌​‌‍‌‌‌‍ ‍‌ ‌​​‍ ‌‍‌‌‌‍‌​‌‍‍‌‌ ‌​​‍ ‌‍ ‌‌‍ ‌‍‌​‌‍‌‌​ ‌‌ ​​‌ ​‍‌‍‌‌‌ ​ ‌‍‌‌‌‍ ‍‌ ‌​‌‍​‌‌ ‌​‌‍‍‌‌‍ ‌‍ ‍​ ‍ ‌‍‍‌‌‍‌​​ ‌‌ ​ ‌‍‍‌‌ ‌​‌‍‌‌‌‌​ ‌‍‌‌‌ ‌​‌ ‌​‌‍‍‌‌‍ ‍‌‍‌ ‌ ​ ​ ‍ ‌ ‌​‌ ‍‌‌ ​​‌‍‌‌​ ‌‌ ​ ‌‍‌‌‌ ‌​‌ ‌​‌‍‍‌‌‍ ‍‌‍‌ ‌ ​ ​ ‍ ‌ ​​‌‍​‌‌ ‌​‌‍‍​​ ‌‌‍‌‍‌‍ ‌‍ ‌ ‌​‌‍‌‌‌ ​‍‌​ ‍‌‍​‌‌ ‌‍‌‍‍‌‌‍‌ ‌‍​‌‌ ‌​‌‍‍‌‌‍ ‌‍ ‍​‍‌‌​ ‌‌‌​​‍‌‌ ‌‍‍ ‌‍‌‌‌ ‍‌​‍‌‌​ ​ ‌​‌​​‍‌‌​ ​ ‌​‌​​‍‌‌​ ​‍​ ​‍​ ​‌​ ​‌​ ‌​‌‍​ ​ ​ ​ ‍‌​ ‌​‌‍​‌‌‍‌​​ ​‍​ ‍​​ ‍​​‍‌‌​ ​‍​ ​‍​‍‌‌​ ‌‌‌​‌​​‍ ‍‌‍ ​‌‍‍‌‌‍ ‍‌‍‍ ‌ ​ ​‍‌‌​ ‌‌‌​​‍‌‌ ‌‍‍ ‌‍‌‌‌ ‍‌​‍‌‌​ ​ ‌​‌​​‍‌‌​ ​ ‌​‌​​‍‌‌​ ​‍​ ​‍​ ‌‍‌‍‌​‌‍​‌​ ​ ​ ‌​​ ‌‌​ ‌​‌‍‌​​ ​‌​ ‍‌​ ‌ ​ ‌​​‍‌‌​ ​‍​ ​‍​‍‌‌​ ‌‌‌​‌​​‍ ‍‌‍ ​‌‍​‌‌‍​‍‌‍‌‌‌‍ ​​ ‌‍​‍‌‍​‌‌ ​ ‌‍‌‌‌‌‌‌‌ ​‍‌‍ ​​ ‌‌‍‍​‌ ‌​‌ ‌​‌ ​​​‍‌‌​ ​ ‌​​‌​‍‌‌​ ​‍‌​‌‍​‍‌‌​ ​‍‌​‌‍‌‍ ​‌‍ ‌‍​ ‌‍​‌‌‍ ​‌‍‍​‌‍ ‌ ​ ‌ ‌​​‍‌‌​ ​ ‌​​‌​ ​ ​ ​ ​ ​ ​ ​ ​‍‌‍‌‍‍‌‌‍‌​​ ‌‌ ​ ‌‍‍‌‌ ‌​‌‍‌‌‌‌​ ‌‍‌‌‌ ‌​‌ ‌​‌‍‍‌‌‍ ‍‌‍‌ ‌ ​ ​‍‌‍‌ ‌​‌ ‍‌‌ ​​‌‍‌‌​ ‌‌ ​ ‌‍‌‌‌ ‌​‌ ‌​‌‍‍‌‌‍ ‍‌‍‌ ‌ ​ ​‍‌‍‌ ​​‌‍​‌‌ ‌​‌‍‍​​ ‌‌‍‌‍‌‍ ‌‍ ‌ ‌​‌‍‌‌‌ ​‍‌​ ‍‌‍​‌‌ ‌‍‌‍‍‌‌‍‌ ‌‍​‌‌ ‌​‌‍‍‌‌‍ ‌‍ ‍​‍‌‌​ ‌‌‌​​‍‌‌ ‌‍‍ ‌‍‌‌‌ ‍‌​‍‌‌​ ​ ‌​‌​​‍‌‌​ ​ ‌​‌​​‍‌‌​ ​‍​ ​‍​ ​‌​ ​‌​ ‌​‌‍​ ​ ​ ​ ‍‌​ ‌​‌‍​‌‌‍‌​​ ​‍​ ‍​​ ‍​​‍‌‌​ ​‍​ ​‍​‍‌‌​ ‌‌‌​‌​​‍ ‍‌‍ ​‌‍‍‌‌‍ ‍‌‍‍ ‌ ​ ​‍‌‌​ ‌‌‌​​‍‌‌ ‌‍‍ ‌‍‌‌‌ ‍‌​‍‌‌​ ​ ‌​‌​​‍‌‌​ ​ ‌​‌​​‍‌‌​ ​‍​ ​‍​ ‌‍‌‍‌​‌‍​‌​ ​ ​ ‌​​ ‌‌​ ‌​‌‍‌​​ ​‌​ ‍‌​ ‌ ​ ‌​​‍‌‌​ ​‍​ ​‍​‍‌‌​ ‌‌‌​‌​​‍ ‍‌‍ ​‌‍​‌‌‍​‍‌‍‌‌‌‍ ​​‍‌‍‌ ​​‌‍‌‌‌ ​‍‌ ​ ‌ ​​‌‍‌‌‌‍​ ‌ ‌​‌‍‍‌‌ ‌‍‌‍‌‌​ ‌‌ ​​‌ ‌‌‌‍​‍‌‍ ​‌‍‍‌‌ ​ ‌‍‍​‌‍‌‌‌‍‌​​‍​‍‌ ‌Insights​​​​‌ ‍ ​‍​‍‌‍ ‌ ​‍‌‍‍‌‌‍‌ ‌‍‍‌‌‍ ‍​‍​‍​ ‍‍​‍​‍‌ ​ ‌‍​‌‌‍ ‍‌‍‍‌‌ ‌​‌ ‍‌​‍ ‍‌‍‍‌‌‍ ​‍​‍​‍ ​​‍​‍‌‍‍​‌ ​‍‌‍‌‌‌‍‌‍​‍​‍​ ‍‍​‍​‍‌‍‍​‌ ‌​‌ ‌​‌ ​​​ ‍‍​‍ ​‍ ‌‍ ​‌‍ ‌‍​ ‌‍​‌‌‍ ​‌‍‍​‌‍ ‌ ​ ‌ ‌​​ ‍‍​ ​ ​ ​ ​ ​ ​ ​ ​‍ ‌‍‍‌‌‍ ‍‌ ‌​‌‍‌‌‌‍ ‍‌ ‌​​‍ ‌‍‌‌‌‍‌​‌‍‍‌‌ ‌​​‍ ‌‍ ‌‌‍ ‌‍‌​‌‍‌‌​ ‌‌ ​​‌ ​‍‌‍‌‌‌ ​ ‌‍‌‌‌‍ ‍‌ ‌​‌‍​‌‌ ‌​‌‍‍‌‌‍ ‌‍ ‍​ ‍ ‌‍‍‌‌‍‌​​ ‌‌ ​ ‌‍‍‌‌ ‌​‌‍‌‌‌‌​ ‌‍‌‌‌ ‌​‌ ‌​‌‍‍‌‌‍ ‍‌‍‌ ‌ ​ ​ ‍ ‌ ‌​‌ ‍‌‌ ​​‌‍‌‌​ ‌‌ ​ ‌‍‌‌‌ ‌​‌ ‌​‌‍‍‌‌‍ ‍‌‍‌ ‌ ​ ​ ‍ ‌ ​​‌‍​‌‌ ‌​‌‍‍​​ ‌‌‍‌‍‌‍ ‌‍ ‌ ‌​‌‍‌‌‌ ​‍‌​ ‍‌‍​‌‌ ‌‍‌‍‍‌‌‍‌ ‌‍​‌‌ ‌​‌‍‍‌‌‍ ‌‍ ‍​‍‌‌​ ‌‌‌​​‍‌‌ ‌‍‍ ‌‍‌‌‌ ‍‌​‍‌‌​ ​ ‌​‌​​‍‌‌​ ​ ‌​‌​​‍‌‌​ ​‍​ ​‍​ ​‌​ ​‌​ ‌​‌‍​ ​ ​ ​ ‍‌​ ‌​‌‍​‌‌‍‌​​ ​‍​ ‍​​ ‍​​‍‌‌​ ​‍​ ​‍​‍‌‌​ ‌‌‌​‌​​‍ ‍‌‍ ​‌‍‍‌‌‍ ‍‌‍‍ ‌ ​ ​‍‌‌​ ‌‌‌​​‍‌‌ ‌‍‍ ‌‍‌‌‌ ‍‌​‍‌‌​ ​ ‌​‌​​‍‌‌​ ​ ‌​‌​​‍‌‌​ ​‍​ ​‍​ ‍​​ ​ ​ ​‍​ ​​‌‍​‍​ ​​‌‍‌‌‌‍​‍‌‍​‍​ ‌‌​ ‌‌​ ‍​​‍‌‌​ ​‍​ ​‍​‍‌‌​ ‌‌‌​‌​​‍ ‍‌‍ ​‌‍​‌‌‍​‍‌‍‌‌‌‍ ​​ ‌‍​‍‌‍​‌‌ ​ ‌‍‌‌‌‌‌‌‌ ​‍‌‍ ​​ ‌‌‍‍​‌ ‌​‌ ‌​‌ ​​​‍‌‌​ ​ ‌​​‌​‍‌‌​ ​‍‌​‌‍​‍‌‌​ ​‍‌​‌‍‌‍ ​‌‍ ‌‍​ ‌‍​‌‌‍ ​‌‍‍​‌‍ ‌ ​ ‌ ‌​​‍‌‌​ ​ ‌​​‌​ ​ ​ ​ ​ ​ ​ ​ ​‍‌‍‌‍‍‌‌‍‌​​ ‌‌ ​ ‌‍‍‌‌ ‌​‌‍‌‌‌‌​ ‌‍‌‌‌ ‌​‌ ‌​‌‍‍‌‌‍ ‍‌‍‌ ‌ ​ ​‍‌‍‌ ‌​‌ ‍‌‌ ​​‌‍‌‌​ ‌‌ ​ ‌‍‌‌‌ ‌​‌ ‌​‌‍‍‌‌‍ ‍‌‍‌ ‌ ​ ​‍‌‍‌ ​​‌‍​‌‌ ‌​‌‍‍​​ ‌‌‍‌‍‌‍ ‌‍ ‌ ‌​‌‍‌‌‌ ​‍‌​ ‍‌‍​‌‌ ‌‍‌‍‍‌‌‍‌ ‌‍​‌‌ ‌​‌‍‍‌‌‍ ‌‍ ‍​‍‌‌​ ‌‌‌​​‍‌‌ ‌‍‍ ‌‍‌‌‌ ‍‌​‍‌‌​ ​ ‌​‌​​‍‌‌​ ​ ‌​‌​​‍‌‌​ ​‍​ ​‍​ ​‌​ ​‌​ ‌​‌‍​ ​ ​ ​ ‍‌​ ‌​‌‍​‌‌‍‌​​ ​‍​ ‍​​ ‍​​‍‌‌​ ​‍​ ​‍​‍‌‌​ ‌‌‌​‌​​‍ ‍‌‍ ​‌‍‍‌‌‍ ‍‌‍‍ ‌ ​ ​‍‌‌​ ‌‌‌​​‍‌‌ ‌‍‍ ‌‍‌‌‌ ‍‌​‍‌‌​ ​ ‌​‌​​‍‌‌​ ​ ‌​‌​​‍‌‌​ ​‍​ ​‍​ ‍​​ ​ ​ ​‍​ ​​‌‍​‍​ ​​‌‍‌‌‌‍​‍‌‍​‍​ ‌‌​ ‌‌​ ‍​​‍‌‌​ ​‍​ ​‍​‍‌‌​ ‌‌‌​‌​​‍ ‍‌‍ ​‌‍​‌‌‍​‍‌‍‌‌‌‍ ​​‍‌‍‌ ​​‌‍‌‌‌ ​‍‌ ​ ‌ ​​‌‍‌‌‌‍​ ‌ ‌​‌‍‍‌‌ ‌‍‌‍‌‌​ ‌‌ ​​‌ ‌‌‌‍​‍‌‍ ​‌‍‍‌‌ ​ ‌‍‍​‌‍‌‌‌‍‌​​‍​‍‌ ‌
Connect​​​​‌ ‍ ​‍​‍‌‍ ‌ ​‍‌‍‍‌‌‍‌ ‌‍‍‌‌‍ ‍​‍​‍​ ‍‍​‍​‍‌ ​ ‌‍​‌‌‍ ‍‌‍‍‌‌ ‌​‌ ‍‌​‍ ‍‌‍‍‌‌‍ ​‍​‍​‍ ​​‍​‍‌‍‍​‌ ​‍‌‍‌‌‌‍‌‍​‍​‍​ ‍‍​‍​‍‌‍‍​‌ ‌​‌ ‌​‌ ​​​ ‍‍​‍ ​‍ ‌‍ ​‌‍ ‌‍​ ‌‍​‌‌‍ ​‌‍‍​‌‍ ‌ ​ ‌ ‌​​ ‍‍​ ​ ​ ​ ​ ​ ​ ​ ​‍ ‌‍‍‌‌‍ ‍‌ ‌​‌‍‌‌‌‍ ‍‌ ‌​​‍ ‌‍‌‌‌‍‌​‌‍‍‌‌ ‌​​‍ ‌‍ ‌‌‍ ‌‍‌​‌‍‌‌​ ‌‌ ​​‌ ​‍‌‍‌‌‌ ​ ‌‍‌‌‌‍ ‍‌ ‌​‌‍​‌‌ ‌​‌‍‍‌‌‍ ‌‍ ‍​ ‍ ‌‍‍‌‌‍‌​​ ‌‌ ​ ‌‍‍‌‌ ‌​‌‍‌‌‌‌​ ‌‍‌‌‌ ‌​‌ ‌​‌‍‍‌‌‍ ‍‌‍‌ ‌ ​ ​ ‍ ‌ ‌​‌ ‍‌‌ ​​‌‍‌‌​ ‌‌ ​ ‌‍‌‌‌ ‌​‌ ‌​‌‍‍‌‌‍ ‍‌‍‌ ‌ ​ ​ ‍ ‌ ​​‌‍​‌‌ ‌​‌‍‍​​ ‌‌‍‌‍‌‍ ‌‍ ‌ ‌​‌‍‌‌‌ ​‍‌​ ‍‌‍​‌‌ ‌‍‌‍‍‌‌‍‌ ‌‍​‌‌ ‌​‌‍‍‌‌‍ ‌‍ ‍​‍‌‌​ ‌‌‌​​‍‌‌ ‌‍‍ ‌‍‌‌‌ ‍‌​‍‌‌​ ​ ‌​‌​​‍‌‌​ ​ ‌​‌​​‍‌‌​ ​‍​ ​‍​ ‌ ​ ​​​ ​ ‌‍‌‍​ ‌‌​ ‍‌‌‍​ ‌‍​‌‌‍​‍​ ‌‌​ ​‍​ ‍‌​‍‌‌​ ​‍​ ​‍​‍‌‌​ ‌‌‌​‌​​‍ ‍‌‍‍​‌‍‌‌‌‍​‌‌‍‌​‌‍‍‌‌‍ ‍‌‍‌ ​ ‌‍​‍‌‍​‌‌ ​ ‌‍‌‌‌‌‌‌‌ ​‍‌‍ ​​ ‌‌‍‍​‌ ‌​‌ ‌​‌ ​​​‍‌‌​ ​ ‌​​‌​‍‌‌​ ​‍‌​‌‍​‍‌‌​ ​‍‌​‌‍‌‍ ​‌‍ ‌‍​ ‌‍​‌‌‍ ​‌‍‍​‌‍ ‌ ​ ‌ ‌​​‍‌‌​ ​ ‌​​‌​ ​ ​ ​ ​ ​ ​ ​ ​‍‌‍‌‍‍‌‌‍‌​​ ‌‌ ​ ‌‍‍‌‌ ‌​‌‍‌‌‌‌​ ‌‍‌‌‌ ‌​‌ ‌​‌‍‍‌‌‍ ‍‌‍‌ ‌ ​ ​‍‌‍‌ ‌​‌ ‍‌‌ ​​‌‍‌‌​ ‌‌ ​ ‌‍‌‌‌ ‌​‌ ‌​‌‍‍‌‌‍ ‍‌‍‌ ‌ ​ ​‍‌‍‌ ​​‌‍​‌‌ ‌​‌‍‍​​ ‌‌‍‌‍‌‍ ‌‍ ‌ ‌​‌‍‌‌‌ ​‍‌​ ‍‌‍​‌‌ ‌‍‌‍‍‌‌‍‌ ‌‍​‌‌ ‌​‌‍‍‌‌‍ ‌‍ ‍​‍‌‌​ ‌‌‌​​‍‌‌ ‌‍‍ ‌‍‌‌‌ ‍‌​‍‌‌​ ​ ‌​‌​​‍‌‌​ ​ ‌​‌​​‍‌‌​ ​‍​ ​‍​ ‌ ​ ​​​ ​ ‌‍‌‍​ ‌‌​ ‍‌‌‍​ ‌‍​‌‌‍​‍​ ‌‌​ ​‍​ ‍‌​‍‌‌​ ​‍​ ​‍​‍‌‌​ ‌‌‌​‌​​‍ ‍‌‍‍​‌‍‌‌‌‍​‌‌‍‌​‌‍‍‌‌‍ ‍‌‍‌ ​‍‌‍‌ ​​‌‍‌‌‌ ​‍‌ ​ ‌ ​​‌‍‌‌‌‍​ ‌ ‌​‌‍‍‌‌ ‌‍‌‍‌‌​ ‌‌ ​​‌ ‌‌‌‍​‍‌‍ ​‌‍‍‌‌ ​ ‌‍‍​‌‍‌‌‌‍‌​​‍​‍‌ ‌
Careers​​​​‌ ‍ ​‍​‍‌‍ ‌ ​‍‌‍‍‌‌‍‌ ‌‍‍‌‌‍ ‍​‍​‍​ ‍‍​‍​‍‌ ​ ‌‍​‌‌‍ ‍‌‍‍‌‌ ‌​‌ ‍‌​‍ ‍‌‍‍‌‌‍ ​‍​‍​‍ ​​‍​‍‌‍‍​‌ ​‍‌‍‌‌‌‍‌‍​‍​‍​ ‍‍​‍​‍‌‍‍​‌ ‌​‌ ‌​‌ ​​​ ‍‍​‍ ​‍ ‌‍ ​‌‍ ‌‍​ ‌‍​‌‌‍ ​‌‍‍​‌‍ ‌ ​ ‌ ‌​​ ‍‍​ ​ ​ ​ ​ ​ ​ ​ ​‍ ‌‍‍‌‌‍ ‍‌ ‌​‌‍‌‌‌‍ ‍‌ ‌​​‍ ‌‍‌‌‌‍‌​‌‍‍‌‌ ‌​​‍ ‌‍ ‌‌‍ ‌‍‌​‌‍‌‌​ ‌‌ ​​‌ ​‍‌‍‌‌‌ ​ ‌‍‌‌‌‍ ‍‌ ‌​‌‍​‌‌ ‌​‌‍‍‌‌‍ ‌‍ ‍​ ‍ ‌‍‍‌‌‍‌​​ ‌‌ ​ ‌‍‍‌‌ ‌​‌‍‌‌‌‌​ ‌‍‌‌‌ ‌​‌ ‌​‌‍‍‌‌‍ ‍‌‍‌ ‌ ​ ​ ‍ ‌ ‌​‌ ‍‌‌ ​​‌‍‌‌​ ‌‌ ​ ‌‍‌‌‌ ‌​‌ ‌​‌‍‍‌‌‍ ‍‌‍‌ ‌ ​ ​ ‍ ‌ ​​‌‍​‌‌ ‌​‌‍‍​​ ‌‌‍‌‍‌‍ ‌‍ ‌ ‌​‌‍‌‌‌ ​‍‌​ ‍‌‍​‌‌ ‌‍‌‍‍‌‌‍‌ ‌‍​‌‌ ‌​‌‍‍‌‌‍ ‌‍ ‍​‍‌‌​ ‌‌‌​​‍‌‌ ‌‍‍ ‌‍‌‌‌ ‍‌​‍‌‌​ ​ ‌​‌​​‍‌‌​ ​ ‌​‌​​‍‌‌​ ​‍​ ​‍​ ‌ ​ ​​​ ​ ‌‍‌‍​ ‌‌​ ‍‌‌‍​ ‌‍​‌‌‍​‍​ ‌‌​ ​‍​ ‍‌​‍‌‌​ ​‍​ ​‍​‍‌‌​ ‌‌‌​‌​​‍ ‍‌‍ ​‌‍‍‌‌‍ ‍‌‍‍ ‌ ​ ​‍‌‌​ ‌‌‌​​‍‌‌ ‌‍‍ ‌‍‌‌‌ ‍‌​‍‌‌​ ​ ‌​‌​​‍‌‌​ ​ ‌​‌​​‍‌‌​ ​‍​ ​‍‌‍‌​‌‍​‍​ ‌​​ ​ ​ ‌‌​ ‍​‌‍​‍​ ‌​‌‍​‍​ ​‍​ ‌‌‌‍​‌​‍‌‌​ ​‍​ ​‍​‍‌‌​ ‌‌‌​‌​​‍ ‍‌‍ ​‌‍​‌‌‍​‍‌‍‌‌‌‍ ​​ ‌‍​‍‌‍​‌‌ ​ ‌‍‌‌‌‌‌‌‌ ​‍‌‍ ​​ ‌‌‍‍​‌ ‌​‌ ‌​‌ ​​​‍‌‌​ ​ ‌​​‌​‍‌‌​ ​‍‌​‌‍​‍‌‌​ ​‍‌​‌‍‌‍ ​‌‍ ‌‍​ ‌‍​‌‌‍ ​‌‍‍​‌‍ ‌ ​ ‌ ‌​​‍‌‌​ ​ ‌​​‌​ ​ ​ ​ ​ ​ ​ ​ ​‍‌‍‌‍‍‌‌‍‌​​ ‌‌ ​ ‌‍‍‌‌ ‌​‌‍‌‌‌‌​ ‌‍‌‌‌ ‌​‌ ‌​‌‍‍‌‌‍ ‍‌‍‌ ‌ ​ ​‍‌‍‌ ‌​‌ ‍‌‌ ​​‌‍‌‌​ ‌‌ ​ ‌‍‌‌‌ ‌​‌ ‌​‌‍‍‌‌‍ ‍‌‍‌ ‌ ​ ​‍‌‍‌ ​​‌‍​‌‌ ‌​‌‍‍​​ ‌‌‍‌‍‌‍ ‌‍ ‌ ‌​‌‍‌‌‌ ​‍‌​ ‍‌‍​‌‌ ‌‍‌‍‍‌‌‍‌ ‌‍​‌‌ ‌​‌‍‍‌‌‍ ‌‍ ‍​‍‌‌​ ‌‌‌​​‍‌‌ ‌‍‍ ‌‍‌‌‌ ‍‌​‍‌‌​ ​ ‌​‌​​‍‌‌​ ​ ‌​‌​​‍‌‌​ ​‍​ ​‍​ ‌ ​ ​​​ ​ ‌‍‌‍​ ‌‌​ ‍‌‌‍​ ‌‍​‌‌‍​‍​ ‌‌​ ​‍​ ‍‌​‍‌‌​ ​‍​ ​‍​‍‌‌​ ‌‌‌​‌​​‍ ‍‌‍ ​‌‍‍‌‌‍ ‍‌‍‍ ‌ ​ ​‍‌‌​ ‌‌‌​​‍‌‌ ‌‍‍ ‌‍‌‌‌ ‍‌​‍‌‌​ ​ ‌​‌​​‍‌‌​ ​ ‌​‌​​‍‌‌​ ​‍​ ​‍‌‍‌​‌‍​‍​ ‌​​ ​ ​ ‌‌​ ‍​‌‍​‍​ ‌​‌‍​‍​ ​‍​ ‌‌‌‍​‌​‍‌‌​ ​‍​ ​‍​‍‌‌​ ‌‌‌​‌​​‍ ‍‌‍ ​‌‍​‌‌‍​‍‌‍‌‌‌‍ ​​‍‌‍‌ ​​‌‍‌‌‌ ​‍‌ ​ ‌ ​​‌‍‌‌‌‍​ ‌ ‌​‌‍‍‌‌ ‌‍‌‍‌‌​ ‌‌ ​​‌ ‌‌‌‍​‍‌‍ ​‌‍‍‌‌ ​ ‌‍‍​‌‍‌‌‌‍‌​​‍​‍‌ ‌Contact​​​​‌ ‍ ​‍​‍‌‍ ‌ ​‍‌‍‍‌‌‍‌ ‌‍‍‌‌‍ ‍​‍​‍​ ‍‍​‍​‍‌ ​ ‌‍​‌‌‍ ‍‌‍‍‌‌ ‌​‌ ‍‌​‍ ‍‌‍‍‌‌‍ ​‍​‍​‍ ​​‍​‍‌‍‍​‌ ​‍‌‍‌‌‌‍‌‍​‍​‍​ ‍‍​‍​‍‌‍‍​‌ ‌​‌ ‌​‌ ​​​ ‍‍​‍ ​‍ ‌‍ ​‌‍ ‌‍​ ‌‍​‌‌‍ ​‌‍‍​‌‍ ‌ ​ ‌ ‌​​ ‍‍​ ​ ​ ​ ​ ​ ​ ​ ​‍ ‌‍‍‌‌‍ ‍‌ ‌​‌‍‌‌‌‍ ‍‌ ‌​​‍ ‌‍‌‌‌‍‌​‌‍‍‌‌ ‌​​‍ ‌‍ ‌‌‍ ‌‍‌​‌‍‌‌​ ‌‌ ​​‌ ​‍‌‍‌‌‌ ​ ‌‍‌‌‌‍ ‍‌ ‌​‌‍​‌‌ ‌​‌‍‍‌‌‍ ‌‍ ‍​ ‍ ‌‍‍‌‌‍‌​​ ‌‌ ​ ‌‍‍‌‌ ‌​‌‍‌‌‌‌​ ‌‍‌‌‌ ‌​‌ ‌​‌‍‍‌‌‍ ‍‌‍‌ ‌ ​ ​ ‍ ‌ ‌​‌ ‍‌‌ ​​‌‍‌‌​ ‌‌ ​ ‌‍‌‌‌ ‌​‌ ‌​‌‍‍‌‌‍ ‍‌‍‌ ‌ ​ ​ ‍ ‌ ​​‌‍​‌‌ ‌​‌‍‍​​ ‌‌‍‌‍‌‍ ‌‍ ‌ ‌​‌‍‌‌‌ ​‍‌​ ‍‌‍​‌‌ ‌‍‌‍‍‌‌‍‌ ‌‍​‌‌ ‌​‌‍‍‌‌‍ ‌‍ ‍​‍‌‌​ ‌‌‌​​‍‌‌ ‌‍‍ ‌‍‌‌‌ ‍‌​‍‌‌​ ​ ‌​‌​​‍‌‌​ ​ ‌​‌​​‍‌‌​ ​‍​ ​‍​ ‌ ​ ​​​ ​ ‌‍‌‍​ ‌‌​ ‍‌‌‍​ ‌‍​‌‌‍​‍​ ‌‌​ ​‍​ ‍‌​‍‌‌​ ​‍​ ​‍​‍‌‌​ ‌‌‌​‌​​‍ ‍‌‍ ​‌‍‍‌‌‍ ‍‌‍‍ ‌ ​ ​‍‌‌​ ‌‌‌​​‍‌‌ ‌‍‍ ‌‍‌‌‌ ‍‌​‍‌‌​ ​ ‌​‌​​‍‌‌​ ​ ‌​‌​​‍‌‌​ ​‍​ ​‍‌‍‌​​ ​‍​ ​‌​ ‌ ​ ‌‍​ ​​​ ‌‍​ ​‌​ ‌‌‌‍​‌​ ‌‍​ ‌‌​‍‌‌​ ​‍​ ​‍​‍‌‌​ ‌‌‌​‌​​‍ ‍‌‍ ​‌‍​‌‌‍​‍‌‍‌‌‌‍ ​​ ‌‍​‍‌‍​‌‌ ​ ‌‍‌‌‌‌‌‌‌ ​‍‌‍ ​​ ‌‌‍‍​‌ ‌​‌ ‌​‌ ​​​‍‌‌​ ​ ‌​​‌​‍‌‌​ ​‍‌​‌‍​‍‌‌​ ​‍‌​‌‍‌‍ ​‌‍ ‌‍​ ‌‍​‌‌‍ ​‌‍‍​‌‍ ‌ ​ ‌ ‌​​‍‌‌​ ​ ‌​​‌​ ​ ​ ​ ​ ​ ​ ​ ​‍‌‍‌‍‍‌‌‍‌​​ ‌‌ ​ ‌‍‍‌‌ ‌​‌‍‌‌‌‌​ ‌‍‌‌‌ ‌​‌ ‌​‌‍‍‌‌‍ ‍‌‍‌ ‌ ​ ​‍‌‍‌ ‌​‌ ‍‌‌ ​​‌‍‌‌​ ‌‌ ​ ‌‍‌‌‌ ‌​‌ ‌​‌‍‍‌‌‍ ‍‌‍‌ ‌ ​ ​‍‌‍‌ ​​‌‍​‌‌ ‌​‌‍‍​​ ‌‌‍‌‍‌‍ ‌‍ ‌ ‌​‌‍‌‌‌ ​‍‌​ ‍‌‍​‌‌ ‌‍‌‍‍‌‌‍‌ ‌‍​‌‌ ‌​‌‍‍‌‌‍ ‌‍ ‍​‍‌‌​ ‌‌‌​​‍‌‌ ‌‍‍ ‌‍‌‌‌ ‍‌​‍‌‌​ ​ ‌​‌​​‍‌‌​ ​ ‌​‌​​‍‌‌​ ​‍​ ​‍​ ‌ ​ ​​​ ​ ‌‍‌‍​ ‌‌​ ‍‌‌‍​ ‌‍​‌‌‍​‍​ ‌‌​ ​‍​ ‍‌​‍‌‌​ ​‍​ ​‍​‍‌‌​ ‌‌‌​‌​​‍ ‍‌‍ ​‌‍‍‌‌‍ ‍‌‍‍ ‌ ​ ​‍‌‌​ ‌‌‌​​‍‌‌ ‌‍‍ ‌‍‌‌‌ ‍‌​‍‌‌​ ​ ‌​‌​​‍‌‌​ ​ ‌​‌​​‍‌‌​ ​‍​ ​‍‌‍‌​​ ​‍​ ​‌​ ‌ ​ ‌‍​ ​​​ ‌‍​ ​‌​ ‌‌‌‍​‌​ ‌‍​ ‌‌​‍‌‌​ ​‍​ ​‍​‍‌‌​ ‌‌‌​‌​​‍ ‍‌‍ ​‌‍​‌‌‍​‍‌‍‌‌‌‍ ​​‍‌‍‌ ​​‌‍‌‌‌ ​‍‌ ​ ‌ ​​‌‍‌‌‌‍​ ‌ ‌​‌‍‍‌‌ ‌‍‌‍‌‌​ ‌‌ ​​‌ ‌‌‌‍​‍‌‍ ​‌‍‍‌‌ ​ ‌‍‍​‌‍‌‌‌‍‌​​‍​‍‌ ‌
Social
LinkedInTwitterYouTube
GreenMax
Capital Group​​​​‌ ‍ ​‍​‍‌‍ ‌ ​‍‌‍‍‌‌‍‌ ‌‍‍‌‌‍ ‍​‍​‍​ ‍‍​‍​‍‌ ​ ‌‍​‌‌‍ ‍‌‍‍‌‌ ‌​‌ ‍‌​‍ ‍‌‍‍‌‌‍ ​‍​‍​‍ ​​‍​‍‌‍‍​‌ ​‍‌‍‌‌‌‍‌‍​‍​‍​ ‍‍​‍​‍‌‍‍​‌ ‌​‌ ‌​‌ ​​​ ‍‍​‍ ​‍ ‌‍ ​‌‍ ‌‍​ ‌‍​‌‌‍ ​‌‍‍​‌‍ ‌ ​ ‌ ‌​​ ‍‍​ ​ ​ ​ ​ ​ ​ ​ ​‍ ‌‍‍‌‌‍ ‍‌ ‌​‌‍‌‌‌‍ ‍‌ ‌​​‍ ‌‍‌‌‌‍‌​‌‍‍‌‌ ‌​​‍ ‌‍ ‌‌‍ ‌‍‌​‌‍‌‌​ ‌‌ ​​‌ ​‍‌‍‌‌‌ ​ ‌‍‌‌‌‍ ‍‌ ‌​‌‍​‌‌ ‌​‌‍‍‌‌‍ ‌‍ ‍​ ‍ ‌‍‍‌‌‍‌​​ ‌‌ ​ ‌‍‍‌‌ ‌​‌‍‌‌‌‌​ ‌‍‌‌‌ ‌​‌ ‌​‌‍‍‌‌‍ ‍‌‍‌ ‌ ​ ​ ‍ ‌ ‌​‌ ‍‌‌ ​​‌‍‌‌​ ‌‌ ​ ‌‍‌‌‌ ‌​‌ ‌​‌‍‍‌‌‍ ‍‌‍‌ ‌ ​ ​ ‍ ‌ ​​‌‍​‌‌ ‌​‌‍‍​​ ‌‌ ‌​‌‍‍‌‌ ‌​‌‍ ​‌‍‌‌​ ‌‍​‍‌‍​‌‌ ​ ‌‍‌‌‌‌‌‌‌ ​‍‌‍ ​​ ‌‌‍‍​‌ ‌​‌ ‌​‌ ​​​‍‌‌​ ​ ‌​​‌​‍‌‌​ ​‍‌​‌‍​‍‌‌​ ​‍‌​‌‍‌‍ ​‌‍ ‌‍​ ‌‍​‌‌‍ ​‌‍‍​‌‍ ‌ ​ ‌ ‌​​‍‌‌​ ​ ‌​​‌​ ​ ​ ​ ​ ​ ​ ​ ​‍‌‍‌‍‍‌‌‍‌​​ ‌‌ ​ ‌‍‍‌‌ ‌​‌‍‌‌‌‌​ ‌‍‌‌‌ ‌​‌ ‌​‌‍‍‌‌‍ ‍‌‍‌ ‌ ​ ​‍‌‍‌ ‌​‌ ‍‌‌ ​​‌‍‌‌​ ‌‌ ​ ‌‍‌‌‌ ‌​‌ ‌​‌‍‍‌‌‍ ‍‌‍‌ ‌ ​ ​‍‌‍‌ ​​‌‍​‌‌ ‌​‌‍‍​​ ‌‌ ‌​‌‍‍‌‌ ‌​‌‍ ​‌‍‌‌​‍‌‍‌ ​​‌‍‌‌‌ ​‍‌ ​ ‌ ​​‌‍‌‌‌‍​ ‌ ‌​‌‍‍‌‌ ‌‍‌‍‌‌​ ‌‌ ​​‌ ‌‌‌‍​‍‌‍ ​‌‍‍‌‌ ​ ‌‍‍​‌‍‌‌‌‍‌​​‍​‍‌ ‌
© 2026 GreenMax Capital Group
Privacy Policy
Terms of Use